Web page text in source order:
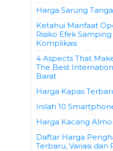
Harga Sarung
Ketahui Manfaat
Risiko Efek
Komplikasi
4 Aspects That
The Best
Barat
Harga Kapas
Inilah 10
Harga Kacang
Daftar Harga
Terbaru, Variasi dan